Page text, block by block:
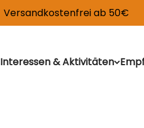
Versandkostenfrei ab 50€
Interessen & Aktivitäten